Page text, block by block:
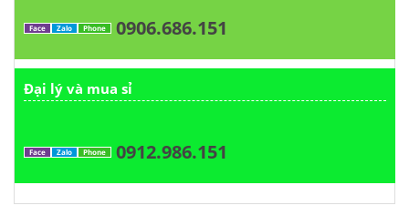
Face Zalo Phone 0906.686.151
Đại lý và mua sỉ
Face Zalo Phone 0912.986.151